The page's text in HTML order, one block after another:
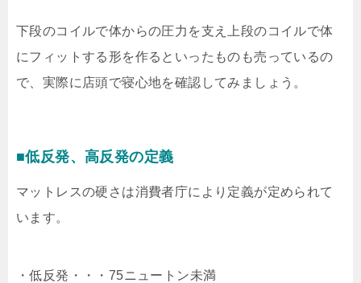
下段のコイルで体からの圧力を支え上段のコイルで体
にフィットする形を作るといったものも売っているの
で、実際に店頭で寝心地を確認してみましょう。
■低反発、高反発の定義
マットレスの硬さは消費者庁により定義が定められて
います。
・低反発・・・75ニュートン未満